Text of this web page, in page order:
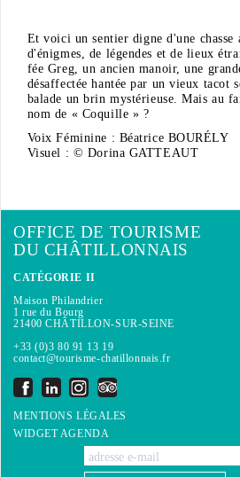
Et voici un sentier digne d'une chasse
d'énigmes, de légendes et de lieux
fée Greg, un ancien manoir, une
désaffectée hantée par un vieux tacot
balade un brin mystérieuse. Mais au
nom de « Coquille » ?
Voix Féminine : Béatrice BOURÉLY
Visuel : © Dorina GATTEAUT
OFFICE DE TOURISME
DU CHÂTILLONNAIS
CATÉGORIE II
Maison Philandrier
1 rue du Bourg
21400 CHÂTILLON-SUR-SEINE
+33 (0)3 80 91 13 19
contact@tourisme-chatillonnais.fr
MENTIONS LÉGALES
WIDGET AGENDA